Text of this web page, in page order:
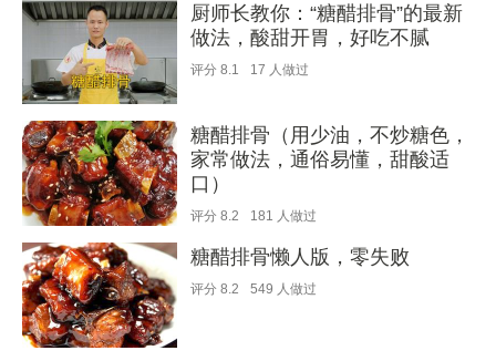
厨师长教你：“糖醋排骨”的最新
做法，酸甜开胃，好吃不腻
评分 8.1 17 人做过
糖醋排骨（用少油，不炒糖色，
家常做法，通俗易懂，甜酸适
口）
评分 8.2 181 人做过
糖醋排骨懒人版，零失败
评分 8.2 549 人做过